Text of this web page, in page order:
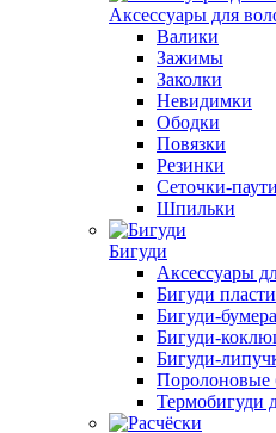
Аксессуары для
Валики
Зажимы
Заколки
Невидимки
Ободки
Повязки
Резинки
Сеточки-
Шпильки
Бигуди
Аксессуары
Бигуди
Бигуди-
Бигуди-
Бигуди-
Поролоновые
Термобигуди